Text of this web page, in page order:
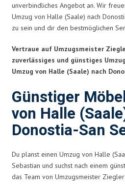
unverbindliches Angebot an. Wir
Umzug von Halle (Saale) nach
zu sein und dir den bestmöglichen
Vertraue auf Umzugsmeister
zuverlässiges und günstiges
Umzug von Halle (Saale) nach
Günstiger
von Halle
Donostia-San
Du planst einen Umzug von Halle
Sebastian und suchst nach einem
das Team von Umzugsmeister